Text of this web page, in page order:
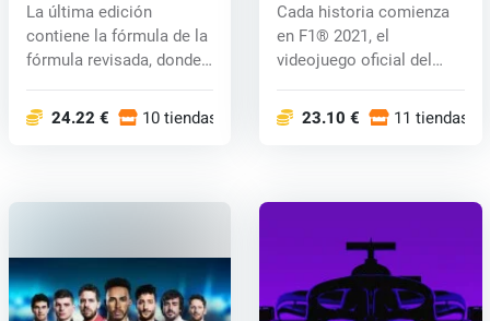
La última edición
contiene la fórmula de la
fórmula revisada, donde
24.22 € 10 tiendas
Cada historia comienza
en F1® 2021, el
videojuego oficial del
23.10 € 11 tiendas